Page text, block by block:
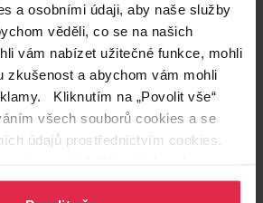
a osobními údaji, aby naše služby
věděli, co se na našich
vám nabízet užitečné funkce, mohli
zkušenost a abychom vám mohli
Kliknutím na „Povolit vše“
všech souborů cookies a se
údajů prostřednictvím cookies.